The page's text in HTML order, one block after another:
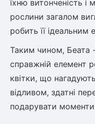
їхню витонченість і
рослини загалом
робить її ідеальним
Таким чином, Беата
справжній елемент
квітки, що
відливом, здатні
подарувати